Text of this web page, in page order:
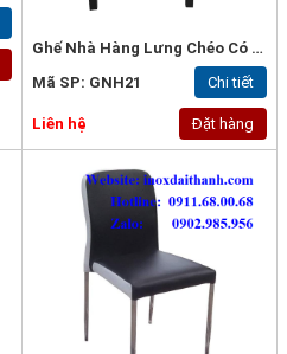
Ghế Nhà Hàng Lưng Chéo Có Đệm
Mã SP: GNH21
Chi tiết
Liên hệ Đặt hàng